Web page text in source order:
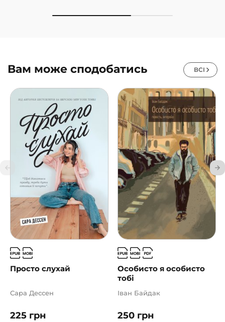
Вам може сподобатись ВСІ
Просто слухай
225 грн
Сара Дессен
Особисто я особисто
тобі
250 грн
Іван Байдак